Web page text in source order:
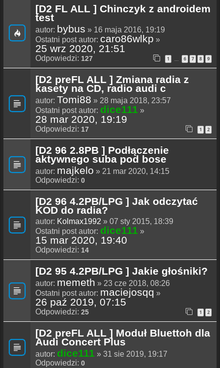
[D2 FL ALL ] Chinczyk z androidem
test
autor: bybus » 16 maja 2016, 19:19
Ostatni post autor: caro86wlkp »
25 wrz 2020, 21:51
Odpowiedzi: 127 1 … 6 7 8 9
[D2 preFL ALL ] Zmiana radia z
kasety na CD, radio audi c
autor: Tomi88 » 28 maja 2018, 23:57
Ostatni post autor: dice111 »
28 mar 2020, 19:19
Odpowiedzi: 17 1 2
[D2 96 2.8PB ] Podłączenie
aktywnego suba pod bose
autor: majkelo » 21 mar 2020, 14:15
Odpowiedzi: 0
[D2 96 4.2PB/LPG ] Jak odczytać
KOD do radia?
autor: Kolmax1992 » 07 sty 2015, 18:39
Ostatni post autor: dice111 »
15 mar 2020, 19:40
Odpowiedzi: 14
[D2 95 4.2PB/LPG ] Jakie głośniki?
autor: memeth » 23 cze 2018, 08:26
Ostatni post autor: maciejosqq »
26 paź 2019, 07:15
Odpowiedzi: 25 1 2
[D2 preFL ALL ] Moduł Bluettoh dla
Audi Concert Plus
autor: dice111 » 31 sie 2019, 19:17
Odpowiedzi: 0